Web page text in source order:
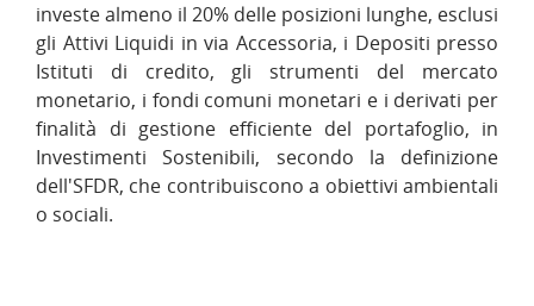
investe almeno il 20% delle posizioni lunghe, esclusi
gli Attivi Liquidi in via Accessoria, i Depositi presso
Istituti di credito, gli strumenti del mercato
monetario, i fondi comuni monetari e i derivati per
finalità di gestione efficiente del portafoglio, in
Investimenti Sostenibili, secondo la definizione
dell'SFDR, che contribuiscono a obiettivi ambientali
o sociali.